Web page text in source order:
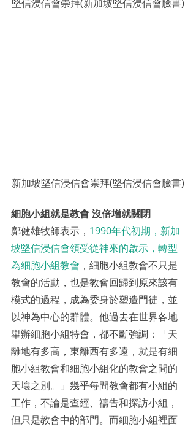
堅信浸信會崇拜(新加坡堅信浸信會臉書)
新加坡堅信浸信會崇拜(堅信浸信會臉書)
細胞小組就是教會 沒倍增就關閉
鄺健雄牧師表示， 1990年代初期，新加
坡堅信浸信會領受從神來的啟示，轉型
為細胞小組教會 ，細胞小組教會不只是
教會的活動，也是教會回歸到原來該有
模式的過程，成為委身於塑造門徒，並
以神為中心的群體。他過去在世界各地
舉辦細胞小組特會，都不斷強調：「天
離地有多高，東離西有多遠，就是有細
胞小組教會和細胞小組化的教會之間的
天壤之別。」幾乎每間教會都有小組的
工作，不論是查經、禱告和探訪小組，
但只是教會中的部門。而細胞小組裡面